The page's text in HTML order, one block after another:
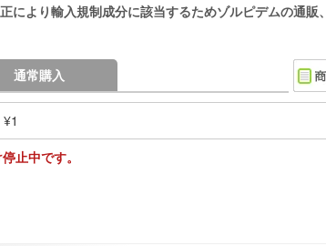
により輸入規制成分に該当するためゾルピデムの通
通常購入
止中です。